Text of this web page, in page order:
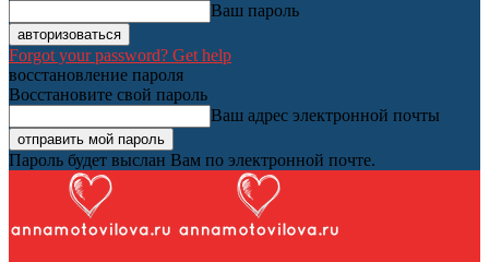
Ваш пароль
Forgot your password? Get help
восстановление пароля
Восстановите свой пароль
Ваш адрес электронной почты
Пароль будет выслан Вам по электронной почте.